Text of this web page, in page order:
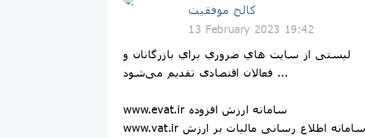
كالج موفقيت
13 February 2023 19:42
لیستی از سايت هاي ضروري براي بازرگانان و
فعالان اقتصادی تقدیم می‌شود ...
www.evat.ir سامانه ارزش افزوده
www.vat.ir سامانه اطلاع رسانی مالیات بر ارزش